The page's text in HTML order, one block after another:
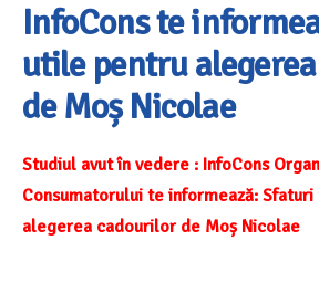
InfoCons te
utile pentru
de Moș Nicolae
Studiul avut în vedere : InfoCons
Consumatorului te informează:
alegerea cadourilor de Moș Nicolae